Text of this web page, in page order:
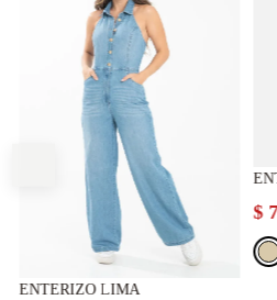
ENTERIZO LIMA
$